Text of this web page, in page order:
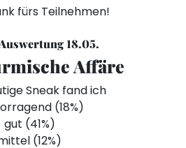
fürs Teilnehmen!
18.05.
Affäre
Sneak fand ich
(18%)
gut (41%)
(12%)